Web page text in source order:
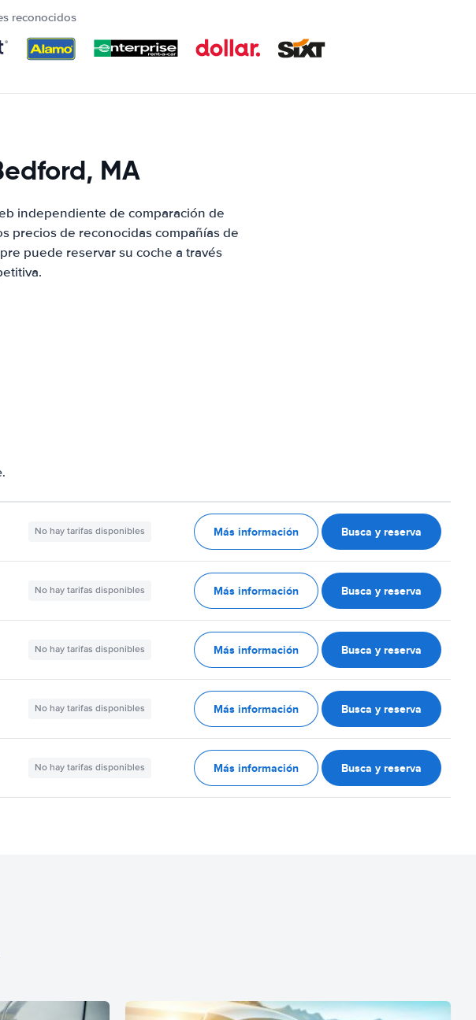
reconocidos
MA
independiente de comparación de
precios de reconocidas compañías de
puede reservar su coche a través
No hay tarifas disponibles Más información Busca y reserva
No hay tarifas disponibles Más información Busca y reserva
No hay tarifas disponibles Más información Busca y reserva
No hay tarifas disponibles Más información Busca y reserva
No hay tarifas disponibles Más información Busca y reserva